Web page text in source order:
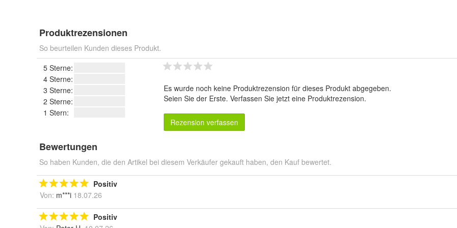
Produktrezensionen
So beurteilen Kunden dieses Produkt.
5 Sterne:
4 Sterne:
3 Sterne:
2 Sterne:
1 Stern:
Es wurde noch keine Produktrezension für dieses Produkt abgegeben.
Seien Sie der Erste. Verfassen Sie jetzt eine Produktrezension.
Rezension verfassen
Bewertungen
So haben Kunden, die den Artikel bei diesem Verkäufer gekauft haben, den Kauf bewertet.
Positiv
Von: m***i 18.07.26
Positiv